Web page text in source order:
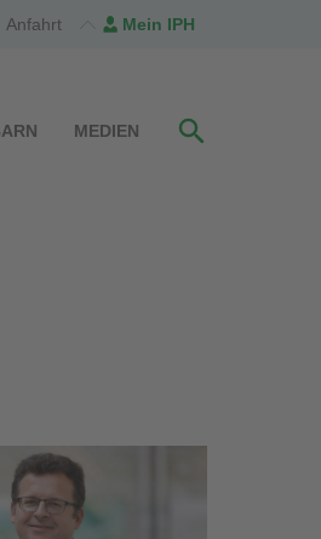
Anfahrt Mein IPH
MEDIEN